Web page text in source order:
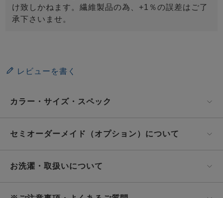
け致しかねます。繊維製品の為、+1％の誤差はご了
承下さいませ。
レビューを書く
カラー・サイズ・スペック
セミオーダーメイド（オプション）について
お洗濯・取扱いについて